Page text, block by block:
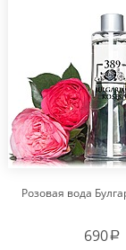
Розовая вода
690a